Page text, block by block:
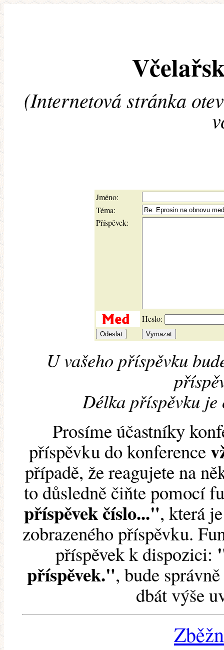
(Internetová stránka
Jméno:
Téma:
Příspěvek:
Heslo:
U vašeho příspěvku
Délka příspěvku je
Prosíme účastníky
příspěvku do konference
případě, že reagujete na
to důsledně čiňte pomocí
příspěvek číslo...", která
zobrazeného příspěvku.
příspěvek k dispozici:
příspěvek.", bude
dbát výše